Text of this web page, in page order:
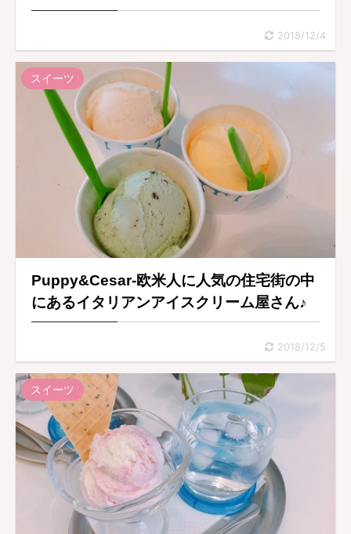
2018/12/4
スイーツ
Puppy&Cesar-欧米人に人気の住宅街の中
にあるイタリアンアイスクリーム屋さん♪
2018/12/5
スイーツ